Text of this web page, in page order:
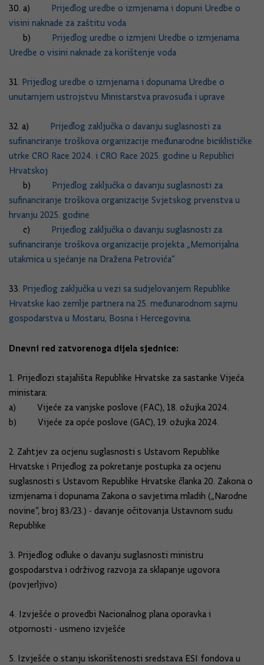
30. a) Prijedlog uredbe o izmjenama i dopuni Uredbe o
visini naknade za zaštitu voda
b) Prijedlog uredbe o izmjeni Uredbe o izmjenama
Uredbe o visini naknade za korištenje voda
31. Prijedlog uredbe o izmjenama i dopunama Uredbe o
unutarnjem ustrojstvu Ministarstva pravosuđa i uprave
32. a) Prijedlog zaključka o davanju suglasnosti za
sufinanciranje troškova organizacije međunarodne biciklističke
utrke CRO Race 2024. i CRO Race 2025. godine u Republici
Hrvatskoj
b) Prijedlog zaključka o davanju suglasnosti za
sufinanciranje troškova organizacije Svjetskog prvenstva u
hrvanju 2025. godine
c) Prijedlog zaključka o davanju suglasnosti za
sufinanciranje troškova organizacije projekta „Memorijalna
utakmica u sjećanje na Dražena Petrovića“
33. Prijedlog zaključka u vezi sa sudjelovanjem Republike
Hrvatske kao zemlje partnera na 25. međunarodnom sajmu
gospodarstva u Mostaru, Bosna i Hercegovina.
Dnevni red zatvorenoga dijela sjednice:
1. Prijedlozi stajališta Republike Hrvatske za sastanke Vijeća
ministara:
a) Vijeće za vanjske poslove (FAC), 18. ožujka 2024.
b) Vijeće za opće poslove (GAC), 19. ožujka 2024.
2. Zahtjev za ocjenu suglasnosti s Ustavom Republike
Hrvatske i Prijedlog za pokretanje postupka za ocjenu
suglasnosti s Ustavom Republike Hrvatske članka 20. Zakona o
izmjenama i dopunama Zakona o savjetima mladih („Narodne
novine“, broj 83/23.) - davanje očitovanja Ustavnom sudu
Republike
3. Prijedlog odluke o davanju suglasnosti ministru
gospodarstva i održivog razvoja za sklapanje ugovora
(povjerljivo)
4. Izvješće o provedbi Nacionalnog plana oporavka i
otpornosti - usmeno izvješće
5. Izvješće o stanju iskorištenosti sredstava ESI fondova u